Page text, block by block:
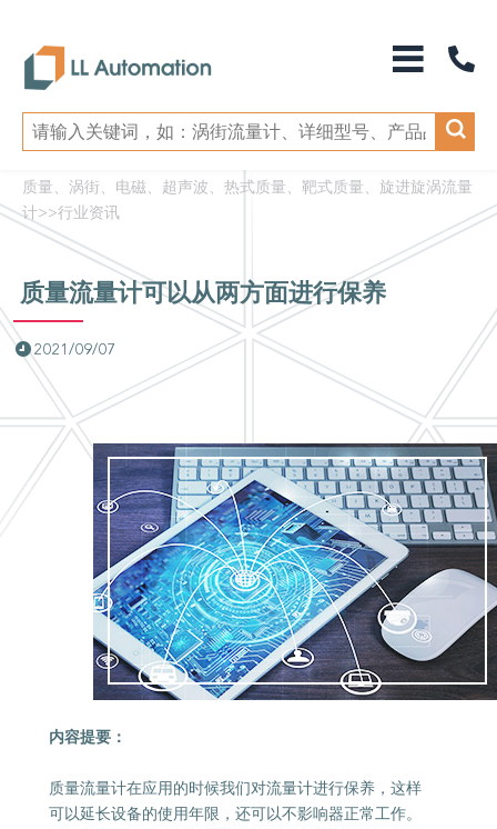
质量、涡街、电磁、超声波、热式质量、靶式质量、旋进旋涡流量
计>>行业资讯
质量流量计可以从两方面进行保养
2021/09/07
内容提要：
质量流量计在应用的时候我们对流量计进行保养，这样
可以延长设备的使用年限，还可以不影响器正常工作。